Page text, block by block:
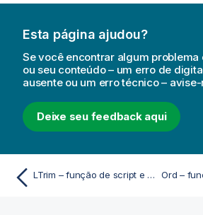
Esta página ajudou?
Se você encontrar algum problema
ou seu conteúdo – um erro de
ausente ou um erro técnico – avise-
Deixe seu feedback aqui
LTrim – função de script e gráfico